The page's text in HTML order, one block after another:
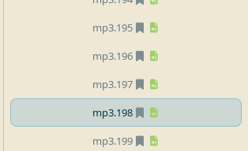
195.
mp3
196.
mp3
197.
mp3
198.
mp3
199.
mp3